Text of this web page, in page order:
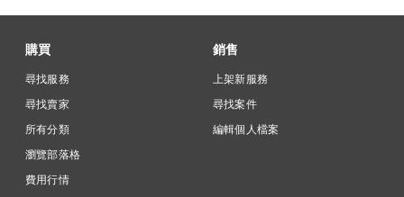
購買
尋找服務
尋找賣家
所有分類
瀏覽部落格
費用行情
銷售
上架新服務
尋找案件
編輯個人檔案